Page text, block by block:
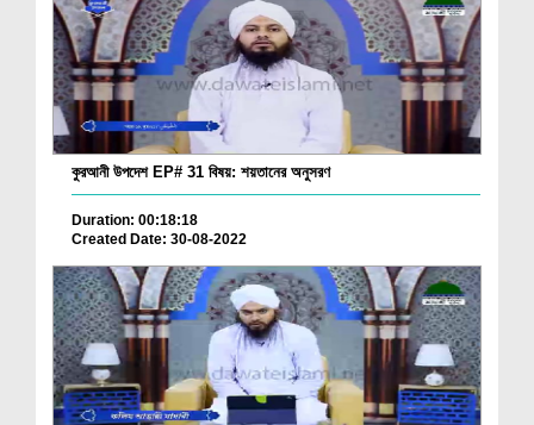
কুরআনী উপদেশ EP# 31 বিষয়: শয়তানের অনুসরণ
Duration: 00:18:18
Created Date: 30-08-2022